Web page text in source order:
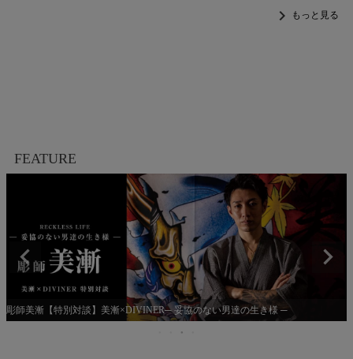
chevron_right もっと見る
FEATURE
彫師美漸【特別対談】美漸×DIVINER─ 妥協のない男達の生き様 ─